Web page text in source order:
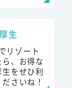
生
リゾート
、お得な
をぜひ利
さいね！